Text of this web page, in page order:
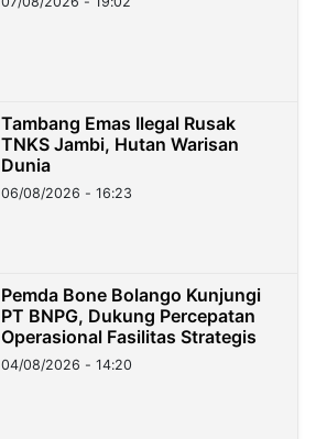
Tambang Emas Ilegal Rusak
TNKS Jambi, Hutan Warisan
Dunia
06/08/2026 - 16:23
Pemda Bone Bolango Kunjungi
PT BNPG, Dukung Percepatan
Operasional Fasilitas Strategis
04/08/2026 - 14:20